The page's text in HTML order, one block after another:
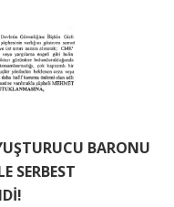
BARONU
SERBEST